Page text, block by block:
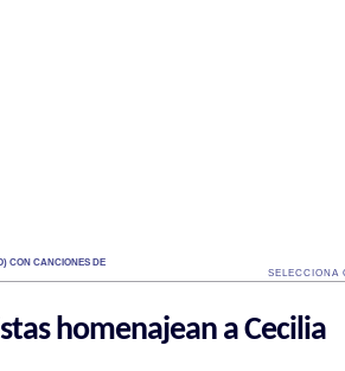
CON CANCIONES DE
SELECCIONA
homenajean a Cecilia